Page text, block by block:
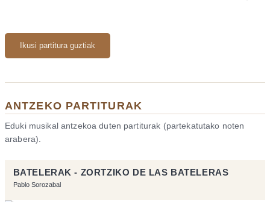
Ikusi partitura guztiak
ANTZEKO PARTITURAK
Eduki musikal antzekoa duten partiturak (partekatutako noten
arabera).
BATELERAK - ZORTZIKO DE LAS BATELERAS
Pablo Sorozabal